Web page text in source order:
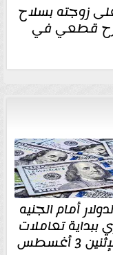
زوجته بسلاح
قطعي في
أمام الجنيه
ببداية تعاملات
3 أغسطس